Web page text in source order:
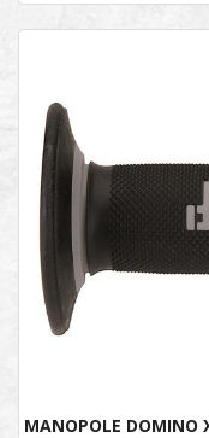
MANOPOLE DOMINO